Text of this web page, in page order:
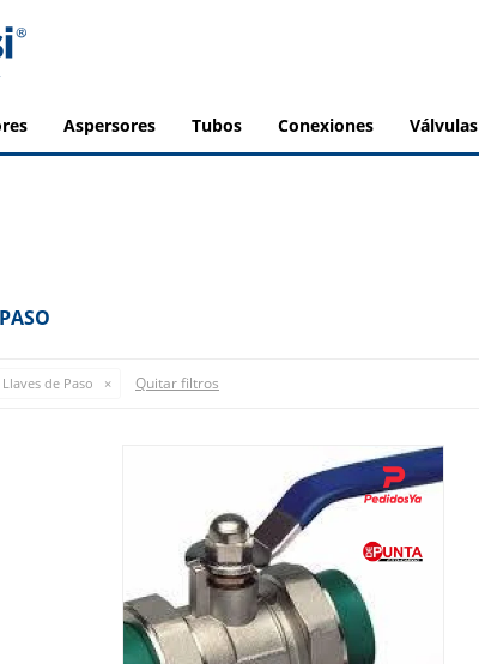
aspersores tubos conexiones válvulas
Llaves de Paso Quitar filtros